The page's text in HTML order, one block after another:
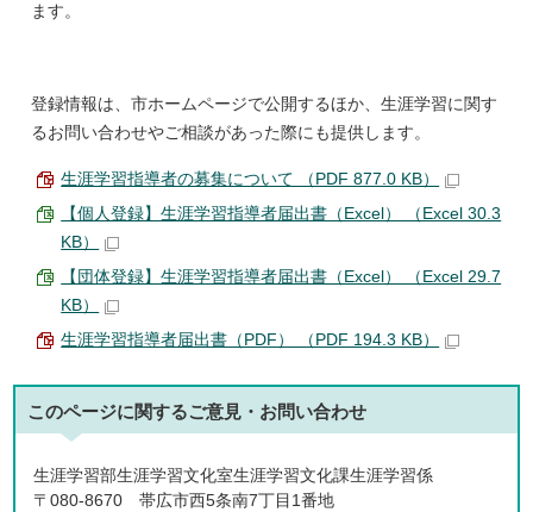
ます。
登録情報は、市ホームページで公開するほか、生涯学習に関す
るお問い合わせやご相談があった際にも提供します。
生涯学習指導者の募集について （PDF 877.0 KB）
【個人登録】生涯学習指導者届出書（Excel） （Excel 30.3
KB）
【団体登録】生涯学習指導者届出書（Excel） （Excel 29.7
KB）
生涯学習指導者届出書（PDF） （PDF 194.3 KB）
このページに関するご意見・お問い合わせ
生涯学習部生涯学習文化室生涯学習文化課生涯学習係
〒080-8670 帯広市西5条南7丁目1番地